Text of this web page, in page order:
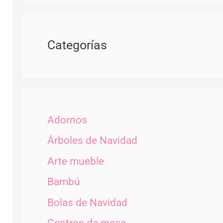
Categorías
Adornos
Árboles de Navidad
Arte mueble
Bambú
Bolas de Navidad